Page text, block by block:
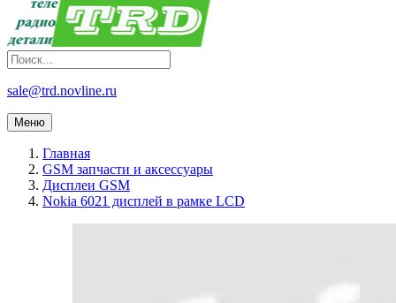
sale@trd.novline.ru
Меню
Главная
GSM запчасти и аксессуары
Дисплеи GSM
Nokia 6021 дисплей в рамке LCD